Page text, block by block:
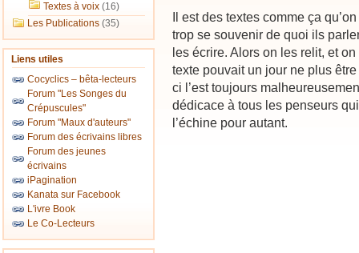
Textes à voix (16)
Les Publications (35)
Liens utiles
Cocyclics – bêta-lecteurs
Forum "Les Songes du
Crépuscules"
Forum "Maux d'auteurs"
Forum des écrivains libres
Forum des jeunes
écrivains
iPagination
Kanata sur Facebook
L'ivre Book
Le Co-Lecteurs
Il est des textes comme ça
trop se souvenir de quoi ils
les écrire. Alors on les relit, et
texte pouvait un jour ne plus
ci l’est toujours
dédicace à tous les penseurs
l’échine pour autant.